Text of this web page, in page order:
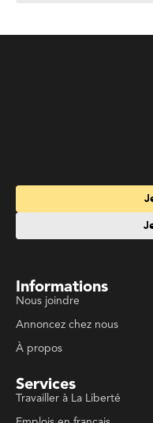
Services
Suivez La Liberté
Code de conduite
Politique de confidentialité
Politique de droits d'auteurs